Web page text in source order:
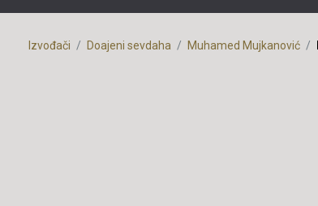
Izvođači Doajeni sevdaha Muhamed Mujkanović